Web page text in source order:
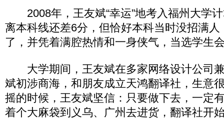
2008年，王友斌“幸运”地考入福州大学
离本科线还差6分，但恰好本科当时没招满
了，并凭着满腔热情和一身侠气，当选学生
大学期间，王友斌在多家网络设计公司
斌初涉商海，和朋友成立天鸿翻译社，生意
摇的时候，王友斌坚信：只要做下去，一定
着个大麻袋到义乌、广州去进货，翻译社开